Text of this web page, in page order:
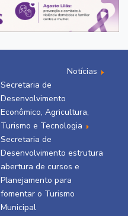
Notícias
Secretaria de
Desenvolvimento
Econômico, Agricultura,
Turismo e Tecnologia
Secretaria de
Desenvolvimento estrutura
abertura de cursos e
Planejamento para
fomentar o Turismo
Municipal